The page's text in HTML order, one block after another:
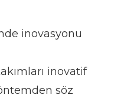
inovasyonu
inovatif
söz